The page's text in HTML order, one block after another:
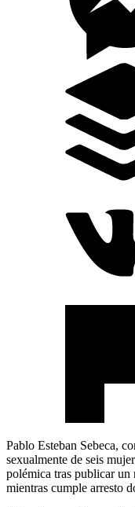
Pablo Esteban Sebeca,
sexualmente de seis
polémica tras publicar un
mientras cumple arresto